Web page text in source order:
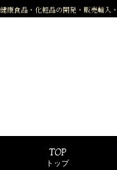
健康食品・化粧品の開発・販売輸入
TOP
トップ